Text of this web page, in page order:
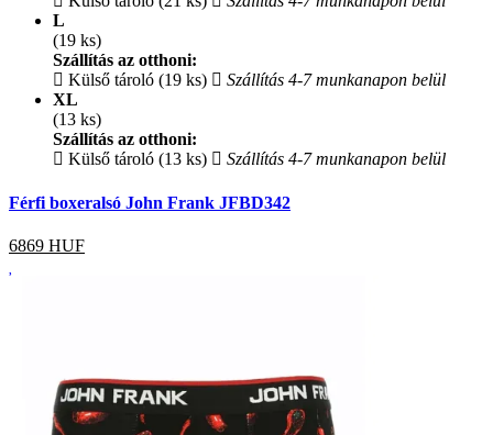
L
(19 ks)
Szállítás az otthoni:
Külső tároló (19 ks)
Szállítás 4-7 munkanapon belül
XL
(13 ks)
Szállítás az otthoni:
Külső tároló (13 ks)
Szállítás 4-7 munkanapon belül
Férfi boxeralsó John Frank JFBD342
6869 HUF